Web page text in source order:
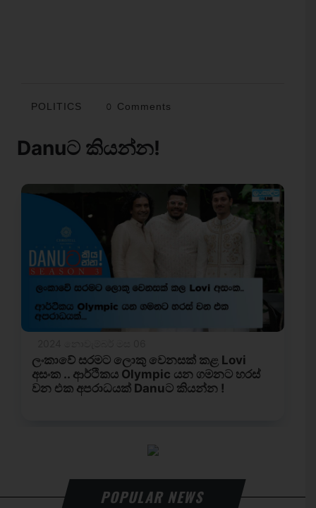
POLITICS 0 Comments
POPULAR NEWS